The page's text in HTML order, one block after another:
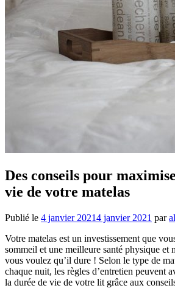
Des conseils pour
vie de votre matelas
Publié le 4 janvier 20214 janvier 2021 par
Votre matelas est un investissement que
sommeil et une meilleure santé physique et
vous voulez qu’il dure ! Selon le type de
chaque nuit, les règles d’entretien peuvent
la durée de vie de votre lit grâce aux